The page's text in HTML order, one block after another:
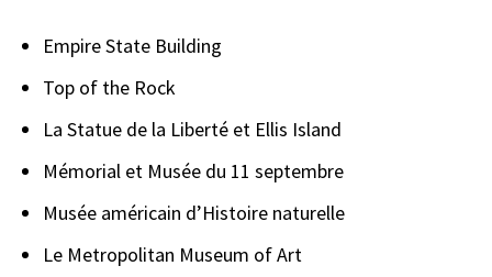
Empire State Building
Top of the Rock
La Statue de la Liberté et Ellis Island
Mémorial et Musée du 11 septembre
Musée américain d’Histoire naturelle
Le Metropolitan Museum of Art